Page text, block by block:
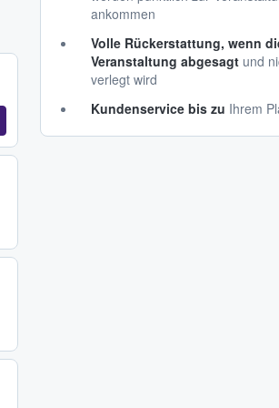
ankommen
Volle Rückerstattung, wenn
Veranstaltung abgesagt und
verlegt wird
Kundenservice bis zu Ihrem